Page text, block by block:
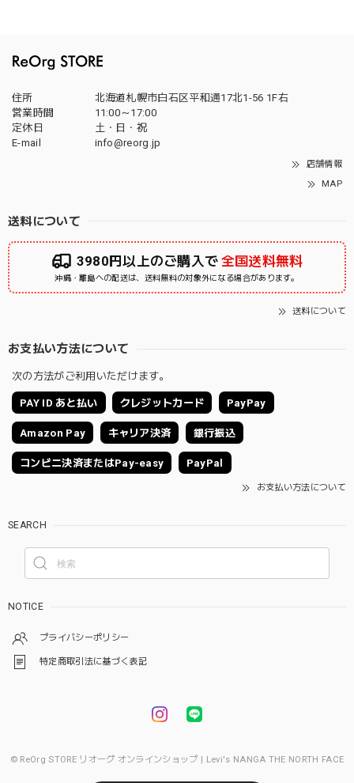
住所
北海道札幌市白石区平和通17北1-56 1F右
営業時間
11:00～17:00
定休日
土・日・祝
E-mail
info@reorg.jp
店舗情報
MAP
送料について
3980円以上のご購入で 全国送料無料
沖縄・離島への配送は、送料無料の対象外になる場合があります。
送料について
お支払い方法について
次の方法がご利用いただけます。
PAY ID あと払い クレジットカード PayPay
Amazon Pay キャリア決済 銀行振込
コンビニ決済またはPay-easy PayPal
お支払い方法について
SEARCH
NOTICE
プライバシーポリシー
特定商取引法に基づく表記
© ReOrg STORE リオーグ オンラインショップ | Levi's NANGA THE NORTH FACE